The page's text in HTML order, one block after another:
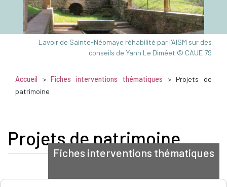
Lavoir de Sainte-Néomaye réhabilité par l'AISM sur des
conseils de Yann Le Diméet © CAUE 79
Accueil >Fiches interventions thématiques > Projets de
patrimoine
Projets de patrimoine
Fiches interventions thématiques